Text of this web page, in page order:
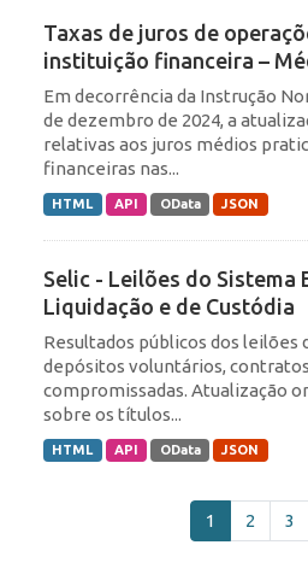
Taxas de juros de
instituição financeira –
Em decorrência da Instrução
de dezembro de 2024, a
relativas aos juros médios
financeiras nas...
HTML API OData JSON
Selic - Leilões do Sistema
Liquidação e de Custódia
Resultados públicos dos leilões
depósitos voluntários,
compromissadas. Atualização
sobre os títulos...
HTML API OData JSON
1 2 3